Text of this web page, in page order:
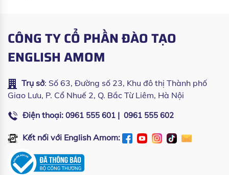
CÔNG TY CỔ PHẦN ĐÀO TẠO
ENGLISH AMOM
Trụ sở: Số 63, Đường số 23, Khu đô thị Thành phố
Giao Lưu, P. Cổ Nhuế 2, Q. Bắc Từ Liêm, Hà Nội
Điện thoại: 0961 555 601 | 0961 555 602
Kết nối với English Amom: